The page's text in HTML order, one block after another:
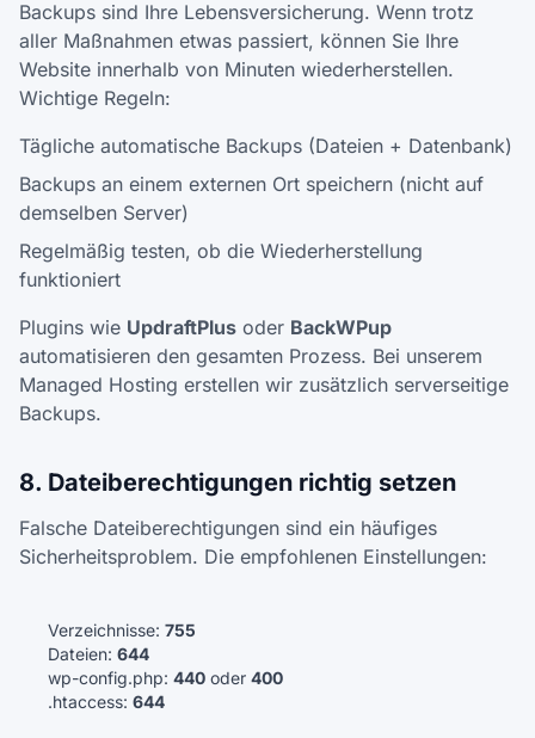
Backups sind Ihre Lebensversicherung. Wenn trotz
aller Maßnahmen etwas passiert, können Sie Ihre
Website innerhalb von Minuten wiederherstellen.
Wichtige Regeln:
Tägliche automatische Backups (Dateien + Datenbank)
Backups an einem externen Ort speichern (nicht auf
demselben Server)
Regelmäßig testen, ob die Wiederherstellung
funktioniert
Plugins wie UpdraftPlus oder BackWPup
automatisieren den gesamten Prozess. Bei unserem
Managed Hosting erstellen wir zusätzlich serverseitige
Backups.
8. Dateiberechtigungen richtig setzen
Falsche Dateiberechtigungen sind ein häufiges
Sicherheitsproblem. Die empfohlenen Einstellungen:
Verzeichnisse: 755
Dateien: 644
wp-config.php: 440 oder 400
.htaccess: 644